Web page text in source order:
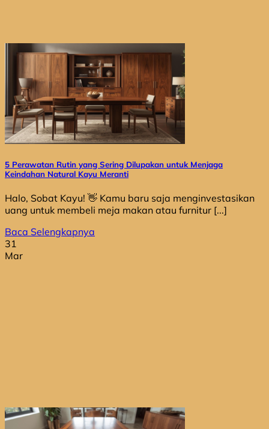
5 Perawatan Rutin yang Sering Dilupakan untuk Menjaga
Keindahan Natural Kayu Meranti
Halo, Sobat Kayu! 👋 Kamu baru saja menginvestasikan
uang untuk membeli meja makan atau furnitur [...]
Baca Selengkapnya
31
Mar